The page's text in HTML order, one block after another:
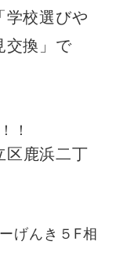
学校選びや
交換」で
！
区鹿浜二丁
げんき５F相